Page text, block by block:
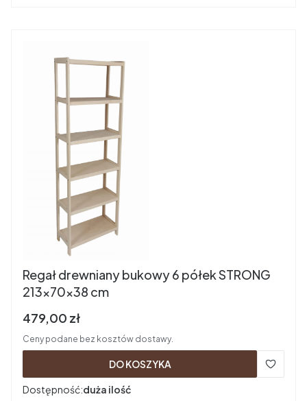
Regał drewniany bukowy 6 półek STRONG
213x70x38 cm
Cena brutto
479,00 zł
Ceny podane bez kosztów dostawy.
DO KOSZYKA
Dostępność:duża ilość